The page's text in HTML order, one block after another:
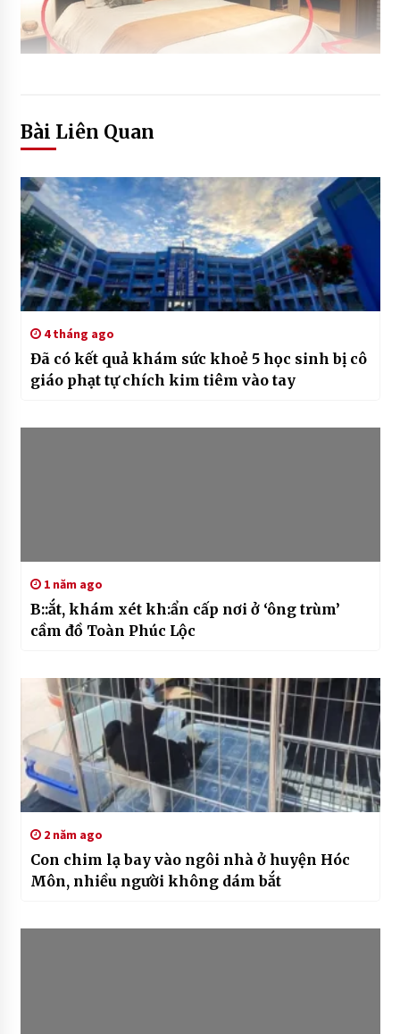
Bài Liên Quan
4 tháng ago
Đã có kết quả khám sức khoẻ 5 học sinh bị cô
giáo phạt tự chích kim tiêm vào tay
1 năm ago
B::ắt, khám xét kh:ẩn cấp nơi ở ‘ông trùm’
cầm đồ Toàn Phúc Lộc
2 năm ago
Con chim lạ bay vào ngôi nhà ở huyện Hóc
Môn, nhiều người không dám bắt